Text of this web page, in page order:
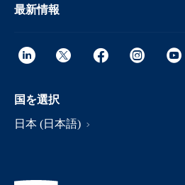
最新情報
国を選択
日本 (日本語)